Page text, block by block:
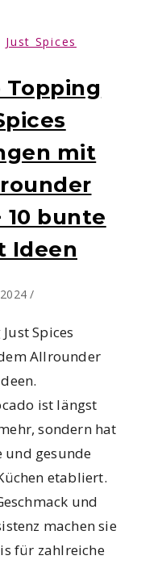
Just Spices
Topping
mit
10 bunte
Ideen
/
Spices
Allrounder
ist längst
sondern hat
und gesunde
etabliert.
und
machen sie
für zahlreiche